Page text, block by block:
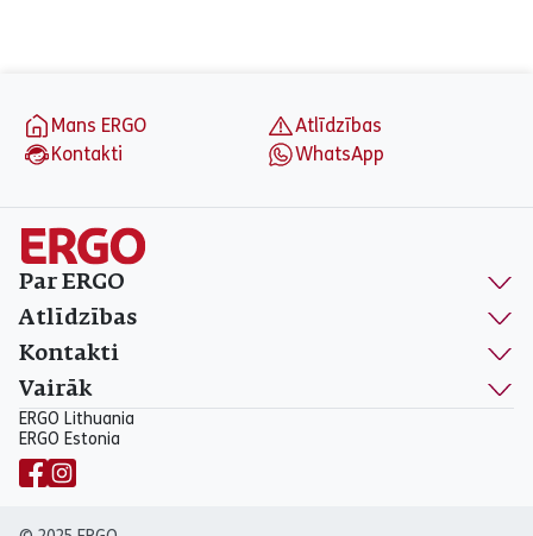
Mans ERGO
Atlīdzības
Kontakti
WhatsApp
Par ERGO
Atlīdzības
Kontakti
Vairāk
ERGO Lithuania
ERGO Estonia